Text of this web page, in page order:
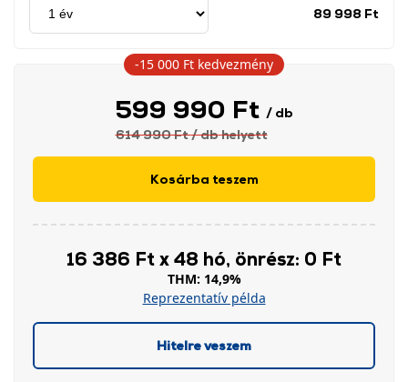
89 998 Ft
599 990 Ft / db
614 990 Ft/ dbhelyett
Kosárba teszem
16 386 Ft x 48 hó, önrész: 0 Ft
THM: 14,9%
Reprezentatív példa
Hitelre veszem
-15 000 Ft kedvezmény